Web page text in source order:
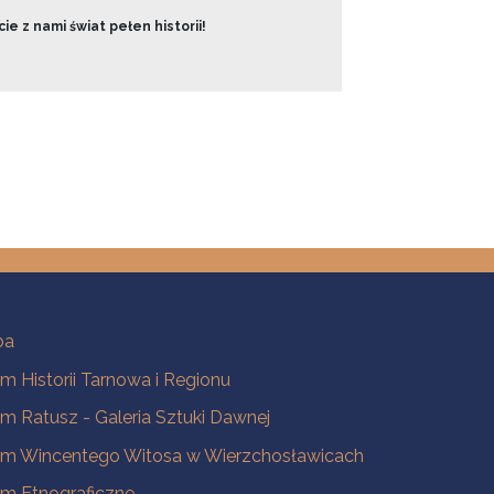
z nami świat pełen historii!
Historii Tarnowa i Regionu
Ratusz - Galeria Sztuki Dawnej
Wincentego Witosa w Wierzchosławicach